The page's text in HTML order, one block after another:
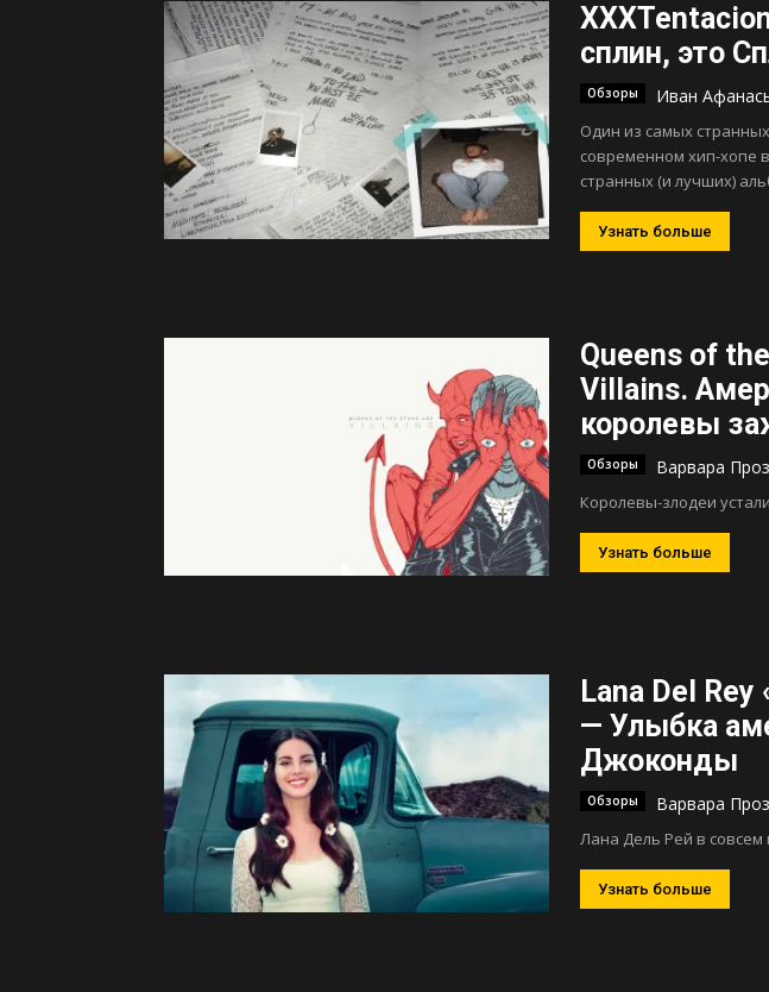
сплин, это
Обзоры Иван
Один из самых
современном хип-хопе
странных (и лучших)
Узнать больше
Queens of
Villains.
королевы
Обзоры Варвара
Королевы-злодеи
Узнать больше
Lana Del
— Улыбка
Джоконды
Обзоры Варвара
Лана Дель Рей в совсем
Узнать больше